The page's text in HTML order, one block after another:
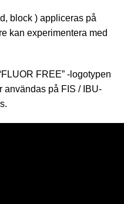
block ) appliceras på
kan experimentera med
FREE” -logotypen
användas på FIS / IBU-